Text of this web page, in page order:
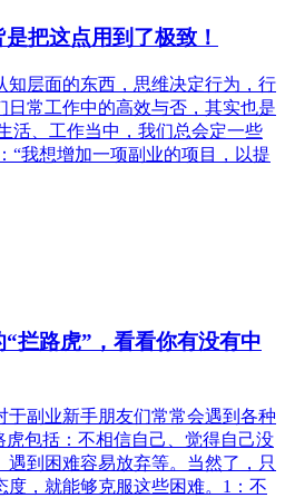
把这点用到了极致！
知层面的东西，思维决定行为，行
日常工作中的高效与否，其实也是
活、工作当中，我们总会定一些
“我想增加一项副业的项目，以提
拦路虎”，看看你有没有中
于副业新手朋友们常常会遇到各种
虎包括：不相信自己、觉得自己没
到困难容易放弃等。当然了，只
，就能够克服这些困难。1：不